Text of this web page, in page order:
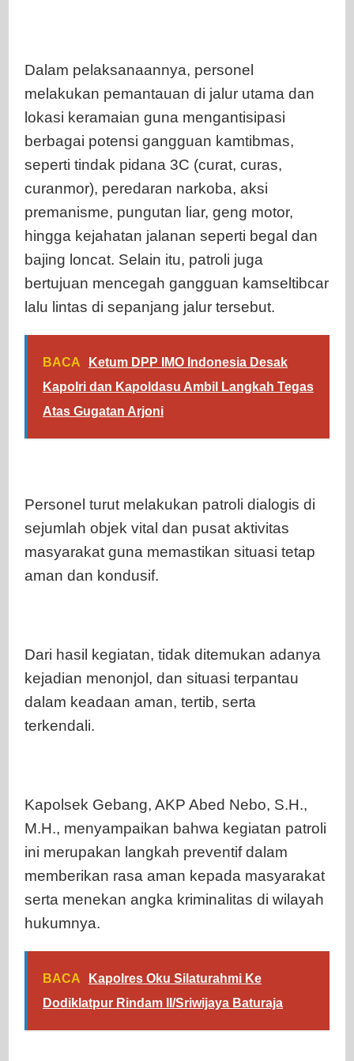
Dalam pelaksanaannya, personel
melakukan pemantauan di jalur utama dan
lokasi keramaian guna mengantisipasi
berbagai potensi gangguan kamtibmas,
seperti tindak pidana 3C (curat, curas,
curanmor), peredaran narkoba, aksi
premanisme, pungutan liar, geng motor,
hingga kejahatan jalanan seperti begal dan
bajing loncat. Selain itu, patroli juga
bertujuan mencegah gangguan kamseltibcar
lalu lintas di sepanjang jalur tersebut.
BACA
Ketum DPP IMO Indonesia Desak
Kapolri dan Kapoldasu Ambil Langkah Tegas
Atas Gugatan Arjoni
Personel turut melakukan patroli dialogis di
sejumlah objek vital dan pusat aktivitas
masyarakat guna memastikan situasi tetap
aman dan kondusif.
Dari hasil kegiatan, tidak ditemukan adanya
kejadian menonjol, dan situasi terpantau
dalam keadaan aman, tertib, serta
terkendali.
Kapolsek Gebang, AKP Abed Nebo, S.H.,
M.H., menyampaikan bahwa kegiatan patroli
ini merupakan langkah preventif dalam
memberikan rasa aman kepada masyarakat
serta menekan angka kriminalitas di wilayah
hukumnya.
BACA
Kapolres Oku Silaturahmi Ke
Dodiklatpur Rindam II/Sriwijaya Baturaja